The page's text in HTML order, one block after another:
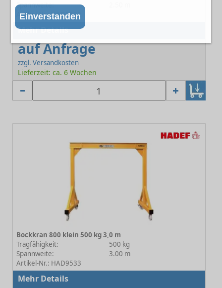
Einverstanden
Spannweite:
Artikel-Nr.: HAD9532
Mehr Details
auf Anfrage
zzgl. Versandkosten
Lieferzeit: ca. 6 Wochen
Bockkran 800 klein 500 kg 3,0 m
Tragfähigkeit:
500 kg
Spannweite:
3.00 m
Artikel-Nr.: HAD9533
Mehr Details